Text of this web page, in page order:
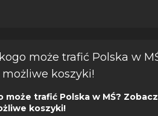
może trafić Polska w MŚ? Zobacz
koszyki!